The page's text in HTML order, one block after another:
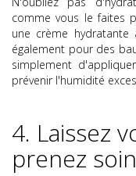
comme vous le faites
une crème
également pour des
simplement
prévenir l'humidité
4. Laissez
prenez